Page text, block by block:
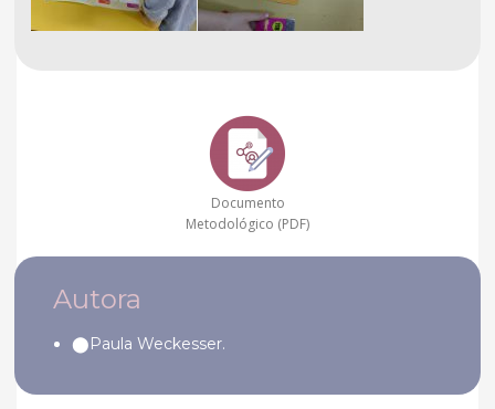
Documento
Metodológico (PDF)
Autora
Paula Weckesser.